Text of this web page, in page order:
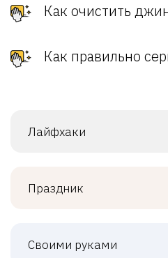
Как очистить
Как правильно
Лайфхаки
Праздник
Своими руками